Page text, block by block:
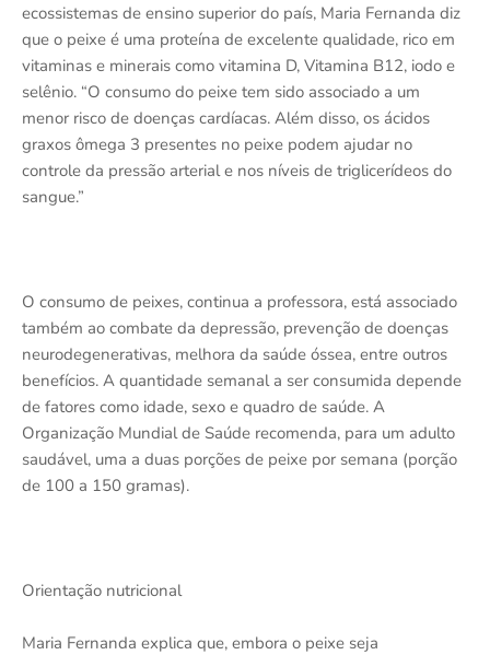
ecossistemas de ensino superior do país, Maria Fernanda diz
que o peixe é uma proteína de excelente qualidade, rico em
vitaminas e minerais como vitamina D, Vitamina B12, iodo e
selênio. “O consumo do peixe tem sido associado a um
menor risco de doenças cardíacas. Além disso, os ácidos
graxos ômega 3 presentes no peixe podem ajudar no
controle da pressão arterial e nos níveis de triglicerídeos do
sangue.”
O consumo de peixes, continua a professora, está associado
também ao combate da depressão, prevenção de doenças
neurodegenerativas, melhora da saúde óssea, entre outros
benefícios. A quantidade semanal a ser consumida depende
de fatores como idade, sexo e quadro de saúde. A
Organização Mundial de Saúde recomenda, para um adulto
saudável, uma a duas porções de peixe por semana (porção
de 100 a 150 gramas).
Orientação nutricional
Maria Fernanda explica que, embora o peixe seja